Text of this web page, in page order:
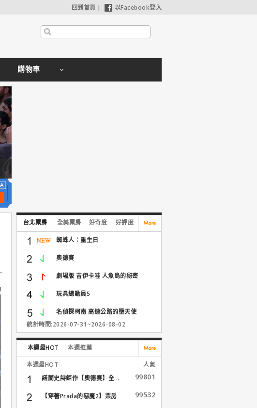
回到首頁 | 以Facebook登入
購物車
台北票房 全美票房 好奇度 好評度
蜘蛛人：重生日
奧德賽
劇場版 吉伊卡哇 人魚島的秘密
玩具總動員5
名偵探柯南 高速公路的墮天使
統計時間:2026-07-31~2026-08-02
本週最HOT 本週推薦
本週最HOT
人氣
諾蘭史詩鉅作【奧德賽】全...
99801
【穿著Prada的惡魔2】票房
99532